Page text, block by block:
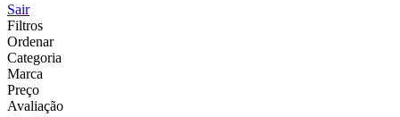
Sair
Filtros
Ordenar
Categoria
Marca
Preço
Avaliação